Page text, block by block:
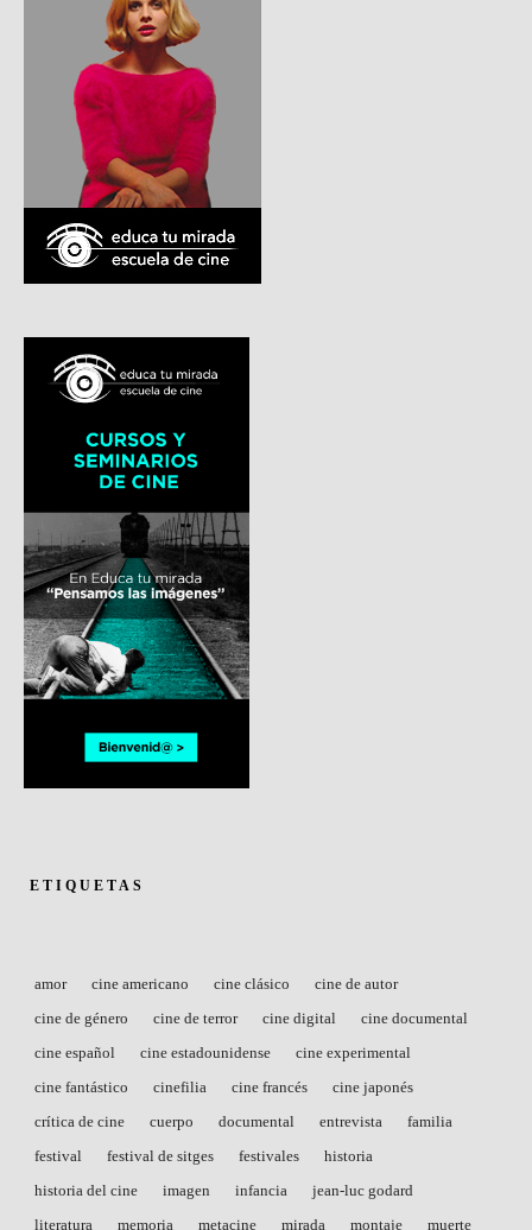
ETIQUETAS
amor cine americano cine clásico
cine de autor
cine de género
cine de terror cine digital
cine documental
cine español
cine estadounidense
cine experimental
cine fantástico
cinefilia cine francés
cine japonés
crítica de cine
cuerpo documental entrevista
familia
festival
festival de sitges festivales
historia
historia del cine
imagen infancia
jean-luc godard
literatura
memoria metacine mirada montaje muerte